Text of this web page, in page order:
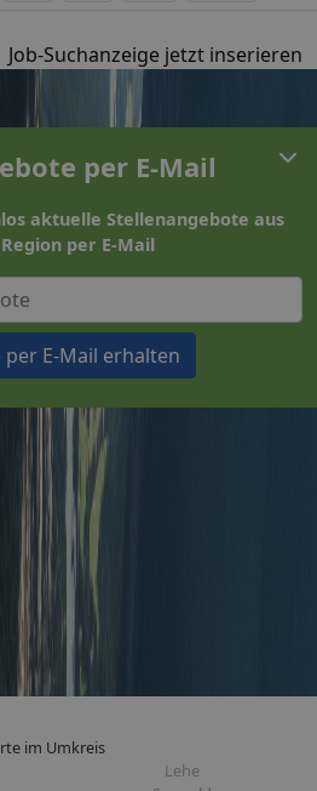
Job-Suchanzeige jetzt inserieren
per E-Mail
aktuelle Stellenangebote aus
per E-Mail
E-Mail erhalten
im Umkreis
Lehe